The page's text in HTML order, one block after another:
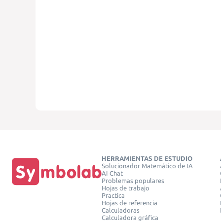
HERRAMIENTAS DE ESTUDIO
Solucionador Matemático de IA
AI Chat
Problemas populares
Hojas de trabajo
Practica
Hojas de referencia
Calculadoras
Calculadora gráfica